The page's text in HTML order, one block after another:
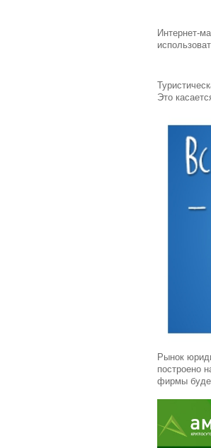
Интернет-
Это
Рынок
построено
фирмы